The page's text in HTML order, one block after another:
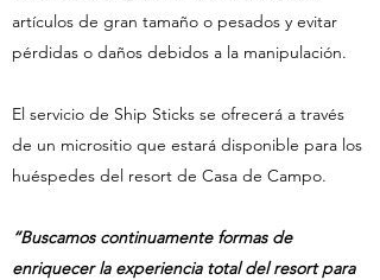
artículos de gran tamaño o pesados y evitar
pérdidas o daños debidos a la manipulación.
El servicio de Ship Sticks se ofrecerá a través
de un micrositio que estará disponible para los
huéspedes del resort de Casa de Campo.
“Buscamos continuamente formas de
enriquecer la experiencia total del resort para